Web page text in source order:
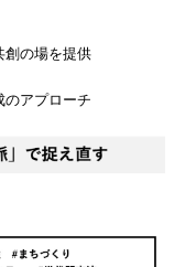
の場を提供
のアプローチ